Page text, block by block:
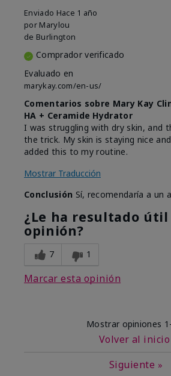
Enviado Hace 1 año
por Marylou
de Burlington
Comprador verificado
Evaluado en
marykay.com/en-us/
Comentarios sobre Mary Kay
HA + Ceramide Hydrator
I was struggling with dry skin, and
the trick. My skin is staying nice
added this to my routine.
Mostrar Traducción
Conclusión Sí, recomendaría a un
¿Le ha resultado útil
opinión?
7 1
Marcar esta opinión
Mostrar opiniones
Volver al inicio
Siguiente »